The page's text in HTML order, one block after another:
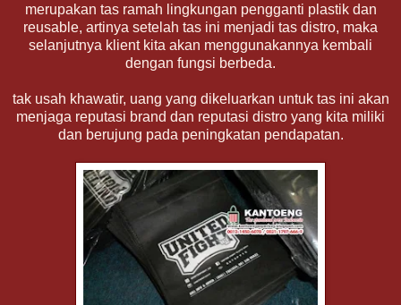
merupakan tas ramah lingkungan pengganti plastik dan
reusable, artinya setelah tas ini menjadi tas distro, maka
selanjutnya klient kita akan menggunakannya kembali
dengan fungsi berbeda.
tak usah khawatir, uang yang dikeluarkan untuk tas ini akan
menjaga reputasi brand dan reputasi distro yang kita miliki
dan berujung pada peningkatan pendapatan.